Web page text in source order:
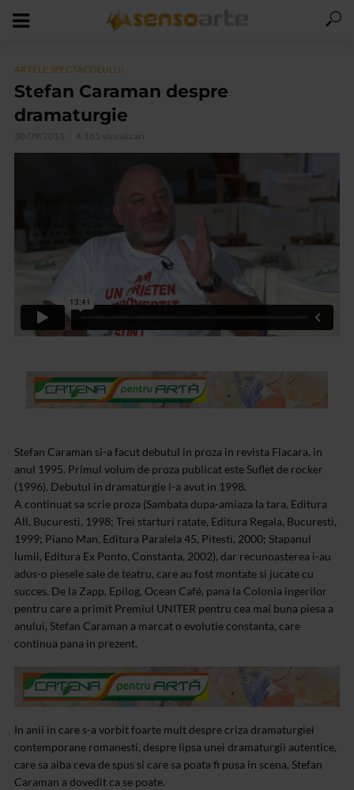
ARTELE SPECTACOLULUI
Stefan Caraman despre
dramaturgie
30/09/2011 4.165 vizualizari
Stefan Caraman si-a facut debutul in proza in revista Flacara, in
anul 1995. Primul volum de proza publicat este Suflet de rocker
(1996). Debutul in dramaturgie l-a avut in 1998.
A continuat sa scrie proza (Sambata dupa-amiaza la tara, Editura
All, Bucuresti, 1998; Trei starturi ratate, Editura Regala, Bucuresti,
1999; Piano Man, Editura Paralela 45, Pitesti, 2000; Stapanul
lumii, Editura Ex Ponto, Constanta, 2002), dar recunoasterea i-au
adus-o piesele sale de teatru, care au fost montate si jucate cu
succes. De la Zapp, Epilog, Ocean Café, pana la Colonia ingerilor
pentru care a primit Premiul UNITER pentru cea mai buna piesa a
anului, Stefan Caraman a marcat o evolutie constanta, care
continua pana in prezent.
In anii in care s-a vorbit foarte mult despre criza dramaturgiei
contemporane romanesti, despre lipsa unei dramaturgii autentice,
care sa aiba ceva de spus si care sa poata fi pusa in scena, Stefan
Caraman a dovedit ca se poate.